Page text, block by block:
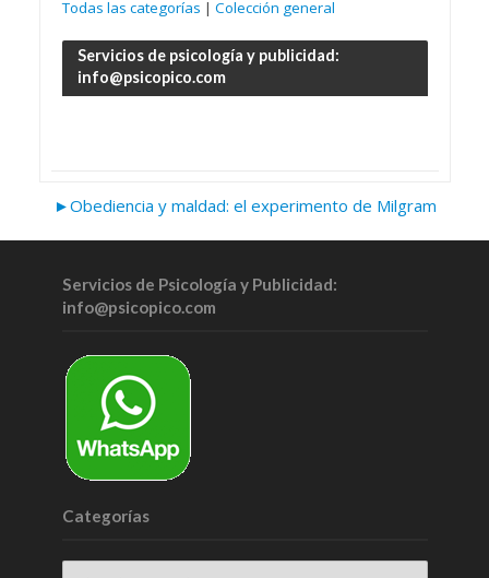
Todas las categorías | Colección general
Servicios de psicología y publicidad:
info@psicopico.com
►Obediencia y maldad: el experimento de Milgram
Servicios de Psicología y Publicidad:
info@psicopico.com
Categorías